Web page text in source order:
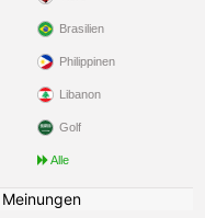
Brasilien
Philippinen
Libanon
Golf
Alle
Meinungen